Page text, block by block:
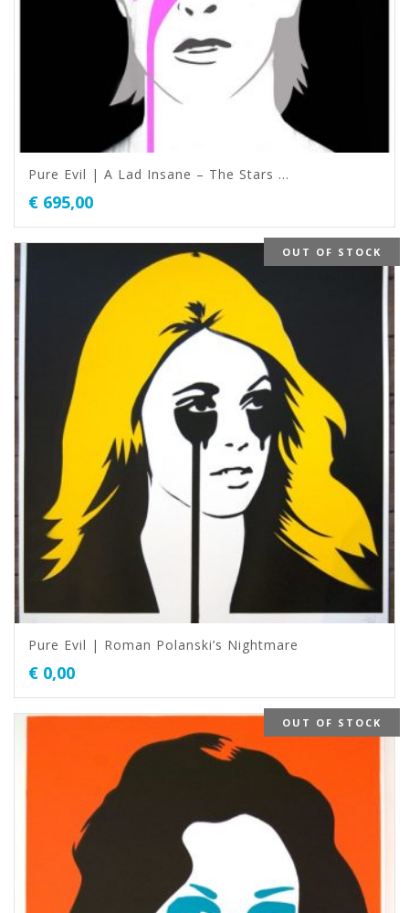
Pure Evil | A Lad Insane – The Stars …
€ 695,00
OUT OF STOCK
Pure Evil | Roman Polanski’s Nightmare
€ 0,00
OUT OF STOCK